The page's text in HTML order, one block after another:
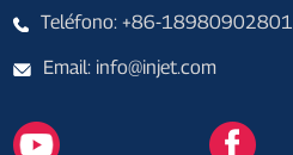
Teléfono: +86-18980902801
Email: info@injet.com